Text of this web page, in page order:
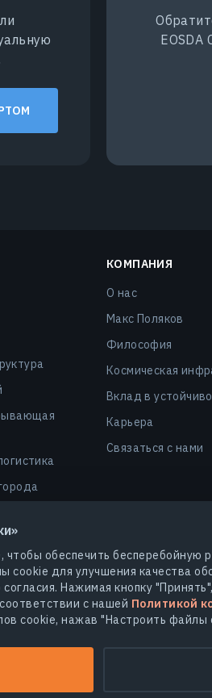
обеспечить бесперебойную
для улучшения качества
Нажимая кнопку
с нашей Политикой
cookie, нажав "Настроить файлы
и dMRV
КОМПАНИЯ
О нас
Макс Поляков
Философия
Космическая
Вклад в
Карьера
Связаться с нами
Data Analytics,Inc.Все права